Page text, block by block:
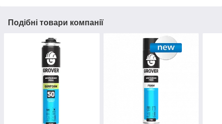
Подібні товари компанії